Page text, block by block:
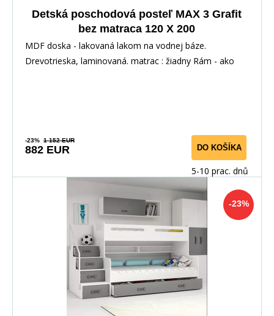
Detská poschodová posteľ MAX 3 Grafit
bez matraca 120 X 200
MDF doska - lakovaná lakom na vodnej báze.
Drevotrieska, laminovaná. matrac : žiadny Rám - ako
-23% 1 152 EUR
882 EUR DO KOŠÍKA
5-10 prac. dnů
-23%